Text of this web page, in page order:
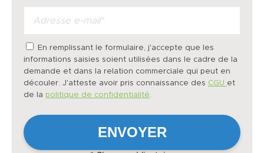
En remplissant le formulaire, j'accepte que les
informations saisies soient utilisées dans le cadre de la
demande et dans la relation commerciale qui peut en
découler. J'atteste avoir pris connaissance des CGU et
de la politique de confidentialité.